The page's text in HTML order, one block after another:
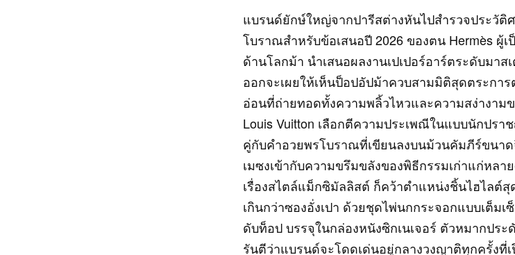
แบรนด์ยักษ์ใหญ่จากปารีสต่างหันไปสำรวจประวัติ
โบราณสำหรับข้อเสนอปี 2026 ของตน Hermès ผู้
ด้านโลกม้า นำเสนอผลงานเปเปอร์อาร์ตระดับมา
ออกจะเผยให้เห็นป็อปอัปม้าควบสามมิติสุดตระกา
อ่อนที่ถ่ายทอดทั้งความพลิ้วไหวและความสง่างาม
Louis Vuitton เลือกตีความประเพณีในแบบนักปร
คู่กับคำอวยพรโบราณที่เขียนลงบนม้วนคัมภีร์ขนาด
เมซงเข้ากับความขรึมขลังของพิธีกรรมเก่าแก่หล
เรื่องสไตล์แม็กซิมัลลิสต์ ก็คว้าตำแหน่งชิ้นไฮไลต์สุ
เกินกว่าซองอั่งเปา ด้วยชุดไพ่นกกระจอกแบบเต็ม
ดับท็อป บรรจุในกล่องหนังซิกเนเจอร์ ตัวหมากปร
รันตีว่าแบรนด์จะโดดเด่นอยู่กลางวงญาติทุกครั้งที่เ